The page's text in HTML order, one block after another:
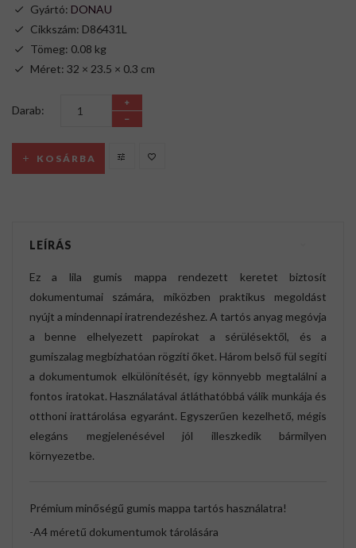
Gyártó: DONAU
Cikkszám: D86431L
Tömeg: 0.08 kg
Méret: 32 × 23.5 × 0.3 cm
Darab:
KOSÁRBA
LEÍRÁS
Ez a lila gumis mappa rendezett keretet biztosít
dokumentumai számára, miközben praktikus megoldást
nyújt a mindennapi iratrendezéshez. A tartós anyag megóvja
a benne elhelyezett papírokat a sérülésektől, és a
gumiszalag megbízhatóan rögzíti őket. Három belső fül segíti
a dokumentumok elkülönítését, így könnyebb megtalálni a
fontos iratokat. Használatával átláthatóbbá válik munkája és
otthoni irattárolása egyaránt. Egyszerűen kezelhető, mégis
elegáns megjelenésével jól illeszkedik bármilyen
környezetbe.
Prémium minőségű gumis mappa tartós használatra!
-A4 méretű dokumentumok tárolására